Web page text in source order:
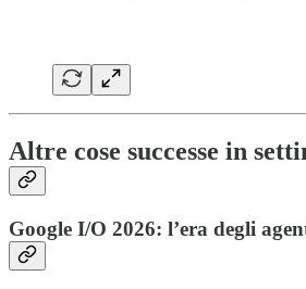
Altre cose successe in
Google I/O 2026: l’era degli